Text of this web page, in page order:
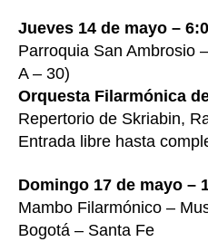
Jueves 14 de mayo –
Parroquia San Ambrosio
A – 30)
Orquesta Filarmónica
Repertorio de Skriabin,
Entrada libre hasta
Domingo 17 de mayo –
Mambo Filarmónico –
Bogotá – Santa Fe